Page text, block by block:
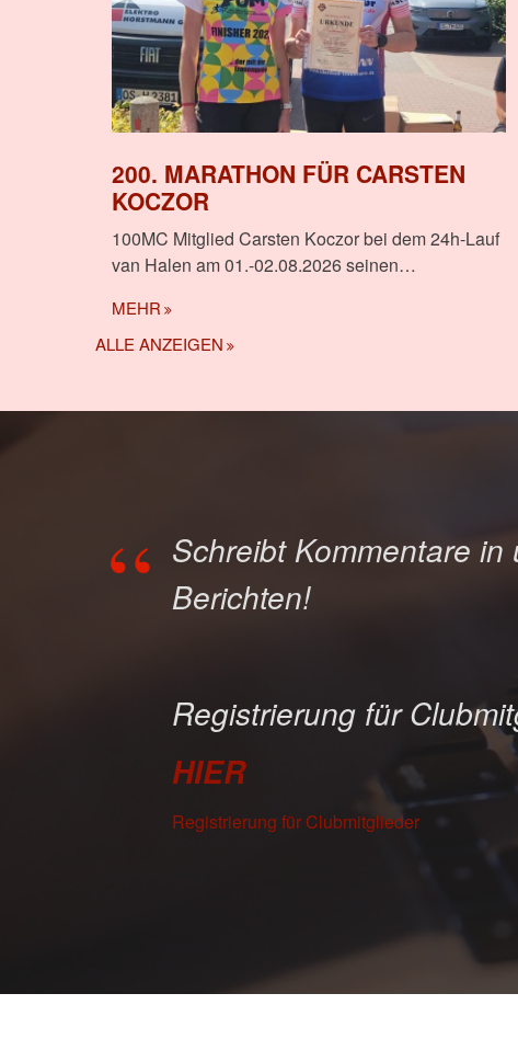
200. MARATHON FÜR CARSTEN
KOCZOR
100MC Mitglied Carsten Koczor bei dem 24h-Lauf
van Halen am 01.-02.08.2026 seinen…
MEHR
ALLE ANZEIGEN
Schreibt Kommentare
Berichten!
Registrierung für
HIER
Registrierung für Clubmitglieder